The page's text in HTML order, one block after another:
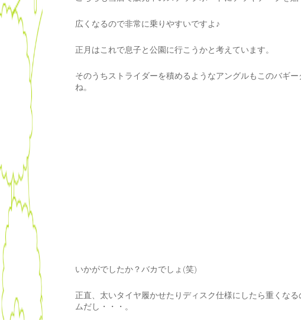
広くなるので非常に乗りやすいですよ♪
正月はこれで息子と公園に行こうかと考えています。
そのうちストライダーを積めるようなアングルもこのバギ
ね。
いかがでしたか？バカでしょ(笑)
正直、太いタイヤ履かせたりディスク仕様にしたら重くな
ムだし・・・。